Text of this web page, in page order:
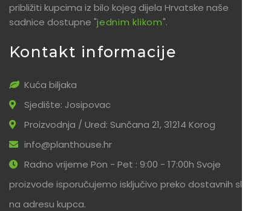
približiti kupcima iz bilo kojeg dijela Hrvatske naše
sadnice dostupne "jednim klikom".
Kontakt informacije
Kuća biljaka
Sjedište: Josipovac
Proizvodnja / Ured: Sunčana 21, 31214 Korog
info@planthouse.hr
Radno vrijeme Pon - Pet : 9:00 - 17:00h Svoje
proizvode isporučujemo isključivo preko dostavnih službi
na adresu kupca.